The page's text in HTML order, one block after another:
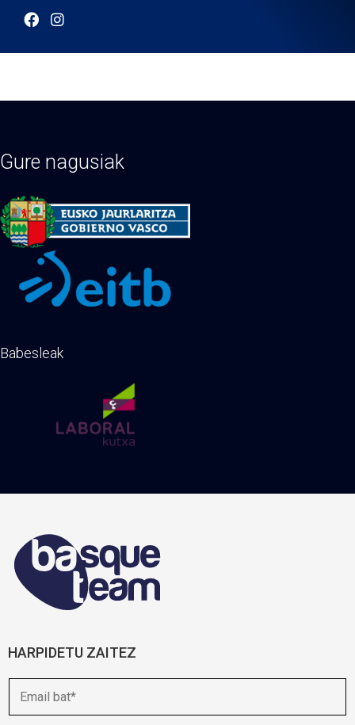
Gure nagusiak
Babesleak
HARPIDETU ZAITEZ
m